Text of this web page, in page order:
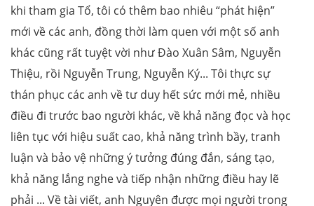
khi tham gia Tổ, tôi có thêm bao nhiêu “phát hiện”
mới về các anh, đồng thời làm quen với một số anh
khác cũng rất tuyệt vời như Đào Xuân Sâm, Nguyễn
Thiệu, rồi Nguyễn Trung, Nguyễn Ký... Tôi thực sự
thán phục các anh về tư duy hết sức mới mẻ, nhiều
điều đi trước bao người khác, về khả năng đọc và học
liên tục với hiệu suất cao, khả năng trình bầy, tranh
luận và bảo vệ những ý tưởng đúng đắn, sáng tạo,
khả năng lắng nghe và tiếp nhận những điều hay lẽ
phải ... Về tài viết, anh Nguyên được mọi người trong